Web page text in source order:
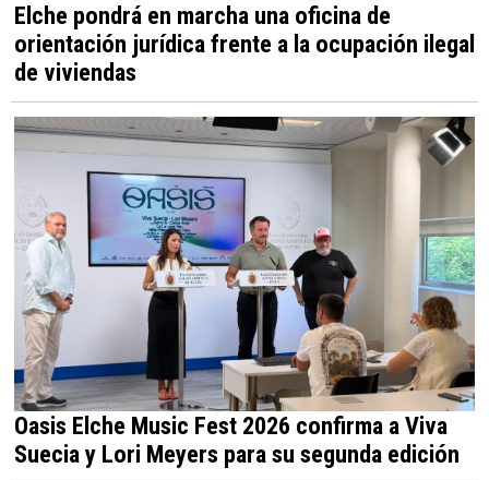
Elche pondrá en marcha una oficina de
orientación jurídica frente a la ocupación ilegal
de viviendas
Oasis Elche Music Fest 2026 confirma a Viva
Suecia y Lori Meyers para su segunda edición